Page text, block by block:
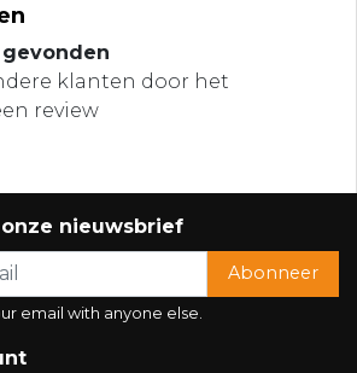
klanten door het
review
nieuwsbrief
Abonneer
email with anyone else.